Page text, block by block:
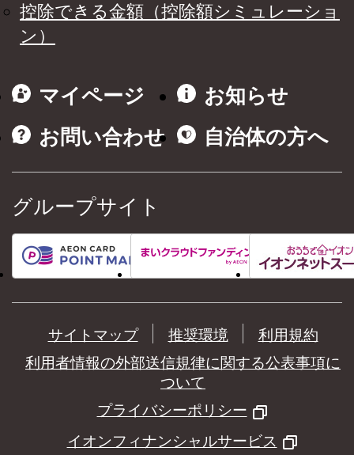
控除できる金額（控除額シミュレーショ
ン）
マイページ
お知らせ
お問い合わせ
自治体の方へ
グループサイト
サイトマップ 推奨環境
利用規約
利用者情報の外部送信規律に関する公表事項に
ついて
プライバシーポリシー
イオンフィナンシャルサービス